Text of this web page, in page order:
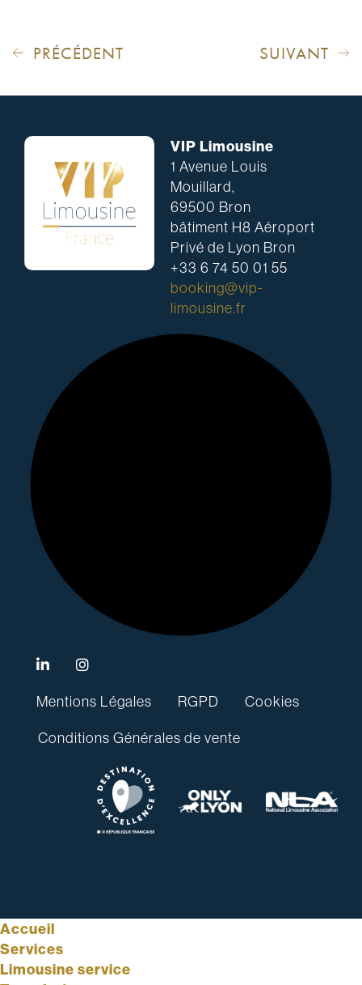
PRÉCÉDENT SUIVANT
VIP Limousine
1 Avenue Louis
Mouillard,
69500 Bron
bâtiment H8 Aéroport
Privé de Lyon Bron
+33 6 74 50 01 55
booking@vip-
limousine.fr
Mentions Légales RGPD
Cookies
Conditions Générales de vente
Accueil
Services
Limousine service